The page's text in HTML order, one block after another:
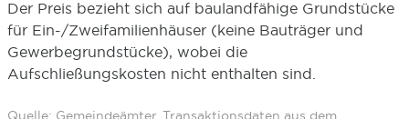
Der Preis bezieht sich auf baulandfähige Grundstücke
für Ein-/Zweifamilienhäuser (keine Bauträger und
Gewerbegrundstücke), wobei die
Aufschließungskosten nicht enthalten sind.
Quelle: Gemeindeämter, Transaktionsdaten aus dem